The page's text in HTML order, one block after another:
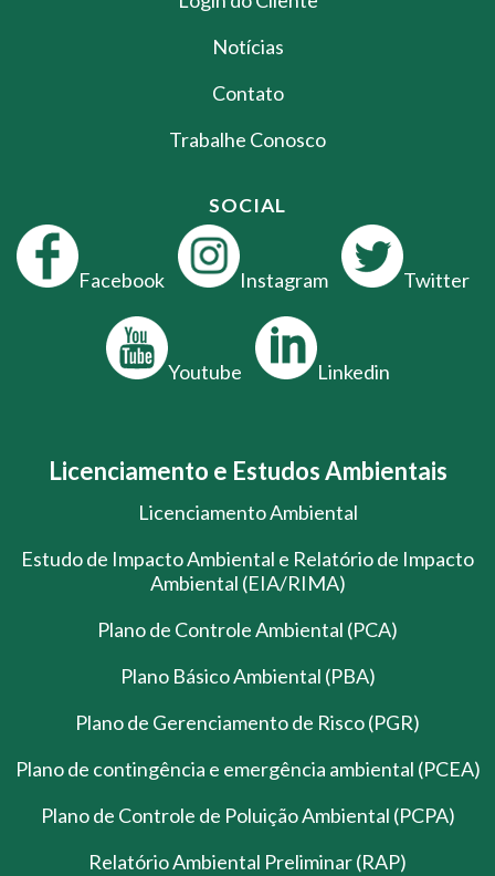
Notícias
Contato
Trabalhe Conosco
SOCIAL
Facebook Instagram Twitter
Youtube Linkedin
Licenciamento e Estudos Ambientais
Licenciamento Ambiental
Estudo de Impacto Ambiental e Relatório de Impacto
Ambiental (EIA/RIMA)
Plano de Controle Ambiental (PCA)
Plano Básico Ambiental (PBA)
Plano de Gerenciamento de Risco (PGR)
Plano de contingência e emergência ambiental (PCEA)
Plano de Controle de Poluição Ambiental (PCPA)
Relatório Ambiental Preliminar (RAP)